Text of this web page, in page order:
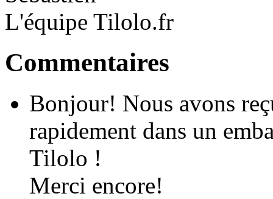
L'équipe Tilolo.fr
Commentaires
Bonjour! Nous avons
rapidement dans un
Tilolo !
Merci encore!